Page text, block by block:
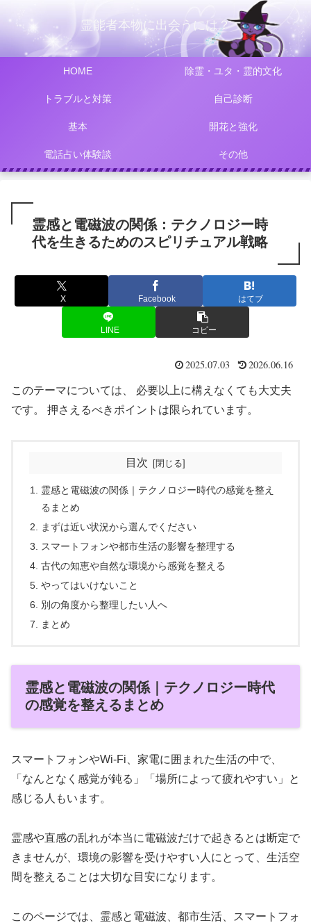
霊能者本物に出会うには？
HOME 除霊・ユタ・霊的文化
トラブルと対策 自己診断
基本 開花と強化
電話占い体験談 その他
霊感と電磁波の関係：テクノロジー時
代を生きるためのスピリチュアル戦略
X Facebook はてブ
LINE コピー
2025.07.03 2026.06.16
このテーマについては、 必要以上に構えなくても大丈夫
です。 押さえるべきポイントは限られています。
目次
霊感と電磁波の関係｜テクノロジー時代の感覚を整え
るまとめ
まずは近い状況から選んでください
スマートフォンや都市生活の影響を整理する
古代の知恵や自然な環境から感覚を整える
やってはいけないこと
別の角度から整理したい人へ
まとめ
霊感と電磁波の関係｜テクノロジー時代
の感覚を整えるまとめ
スマートフォンやWi-Fi、家電に囲まれた生活の中で、
「なんとなく感覚が鈍る」「場所によって疲れやすい」と
感じる人もいます。
霊感や直感の乱れが本当に電磁波だけで起きるとは断定で
きませんが、環境の影響を受けやすい人にとって、生活空
間を整えることは大切な目安になります。
このページでは、霊感と電磁波、都市生活、スマートフォ